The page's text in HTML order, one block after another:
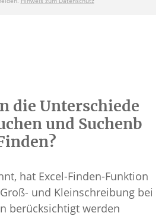
die Unterschiede
und Suchenb
hat Excel-Finden-Funktion
und Kleinschreibung bei
berücksichtigt werden